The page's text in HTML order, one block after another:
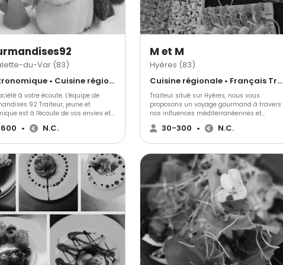
du-Var (83)
Gastronomique • Cuisine régionale • Français Traditionnel
à votre écoute. L'équipe de
92 Traiteur, jeune et
est à l'écoute de vos envies et
en place pour garantir la réussite
Gourmandises 92
en respectant vos
POUR VISUALISER
PLAQUETTE : cliquez ici
• N.C.
M et M
Hyères (83)
Cuisine régionale • Français Traditionnel • Espagnol
Traiteur situé sur Hyères, nous vous
proposons un voyage gourmand à travers
nos influences méditerranéennes et
exotiques.
30-300 • N.C.